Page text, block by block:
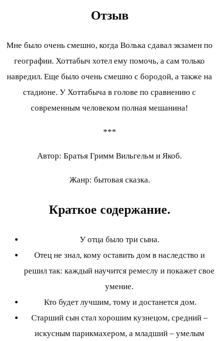
Отзыв
Мне было очень смешно, когда Волька сдавал экзамен по
географии. Хоттабыч хотел ему помочь, а сам только
навредил. Еще было очень смешно с бородой, а также на
стадионе. У Хоттабыча в голове по сравнению с
современным человеком полная мешанина!
***
Автор: Братья Гримм Вильгельм и Якоб.
Жанр: бытовая сказка.
Краткое содержание.
У отца было три сына.
Отец не знал, кому оставить дом в наследство и
решил так: каждый научится ремеслу и покажет свое
умение.
Кто будет лучшим, тому и достанется дом.
Старший сын стал хорошим кузнецом, средний –
искусным парикмахером, а младший – умелым